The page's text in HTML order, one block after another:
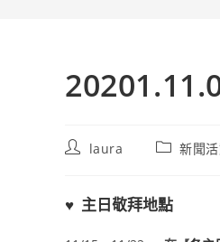
Postlaura
Post新聞
♥ 主日敬拜地點